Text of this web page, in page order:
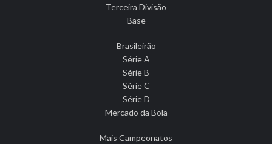
Terceira Divisão
Base
Brasileirão
Série A
Série B
Série C
Série D
Mercado da Bola
Mais Campeonatos